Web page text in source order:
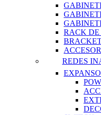
RACK DE
REDES